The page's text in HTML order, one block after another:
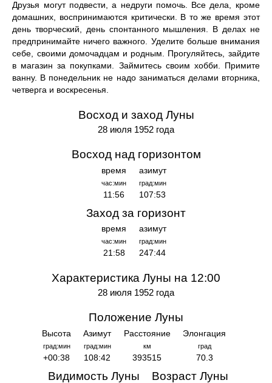
Друзья могут подвести, а недруги помочь. Все дела, кроме
домашних, воспринимаются критически. В то же время этот
день творческий, день спонтанного мышления. В делах не
предпринимайте ничего важного. Уделите больше внимания
себе, своими домочадцам и родным. Прогуляйтесь, зайдите
в магазин за покупками. Займитесь своим хобби. Примите
ванну. В понедельник не надо заниматься делами вторника,
четверга и воскресенья.
Восход и заход Луны
28 июля 1952 года
Восход над горизонтом
время
час:мин
11:56
азимут
град:мин
107:53
Заход за горизонт
время
час:мин
21:58
азимут
град:мин
247:44
Характеристика Луны на 12:00
28 июля 1952 года
Положение Луны
Высота
град:мин
+00:38
Азимут
град:мин
108:42
Расстояние
км
393515
Элонгация
град
70.3
Видимость Луны Возраст Луны